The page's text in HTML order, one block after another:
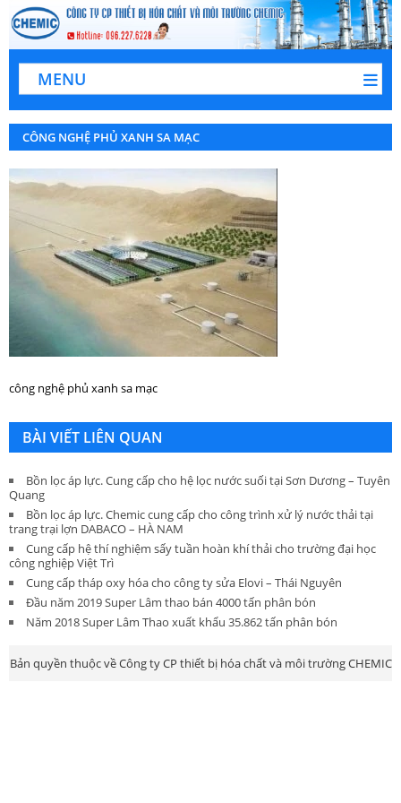
MENU
CÔNG NGHỆ PHỦ XANH SA MẠC
công nghệ phủ xanh sa mạc
BÀI VIẾT LIÊN QUAN
Bồn lọc áp lực. Cung cấp cho hệ lọc nước suối tại Sơn Dương – Tuyên
Quang
Bồn lọc áp lực. Chemic cung cấp cho công trình xử lý nước thải tại
trang trại lợn DABACO – HÀ NAM
Cung cấp hệ thí nghiệm sấy tuần hoàn khí thải cho trường đại học
công nghiệp Việt Trì
Cung cấp tháp oxy hóa cho công ty sửa Elovi – Thái Nguyên
Đầu năm 2019 Super Lâm thao bán 4000 tấn phân bón
Năm 2018 Super Lâm Thao xuất khẩu 35.862 tấn phân bón
Bản quyền thuộc về Công ty CP thiết bị hóa chất và môi trường CHEMIC